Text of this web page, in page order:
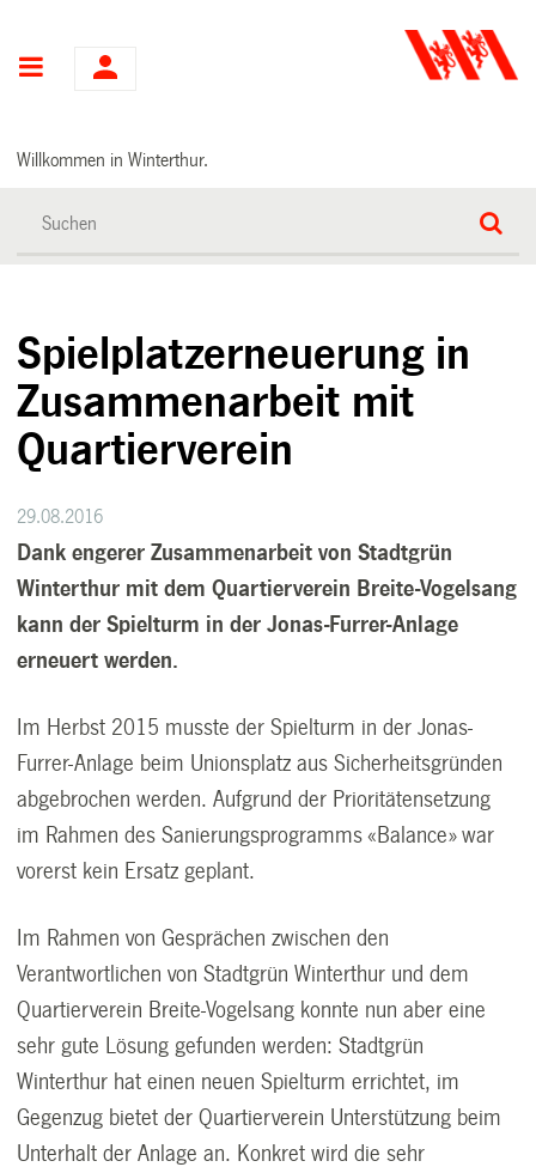
Hauptnavigation
Willkommen in Winterthur.
Spielplatzerneuerung in
Zusammenarbeit mit
Quartierverein
29.08.2016
Dank engerer Zusammenarbeit von Stadtgrün
Winterthur mit dem Quartierverein Breite-Vogelsang
kann der Spielturm in der Jonas-Furrer-Anlage
erneuert werden.
Im Herbst 2015 musste der Spielturm in der Jonas-
Furrer-Anlage beim Unionsplatz aus Sicherheitsgründen
abgebrochen werden. Aufgrund der Prioritätensetzung
im Rahmen des Sanierungsprogramms «Balance» war
vorerst kein Ersatz geplant.
Im Rahmen von Gesprächen zwischen den
Verantwortlichen von Stadtgrün Winterthur und dem
Quartierverein Breite-Vogelsang konnte nun aber eine
sehr gute Lösung gefunden werden: Stadtgrün
Winterthur hat einen neuen Spielturm errichtet, im
Gegenzug bietet der Quartierverein Unterstützung beim
Unterhalt der Anlage an. Konkret wird die sehr